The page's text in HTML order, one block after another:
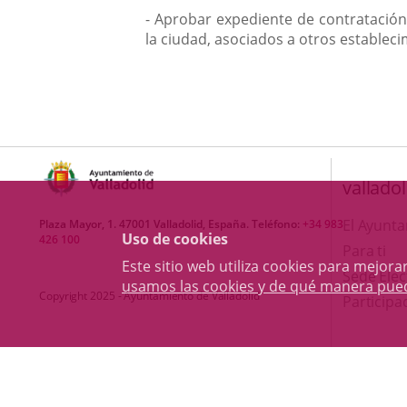
Uso de cookies
Este sitio web utiliza cookies para
usamos las cookies y de qué manera
- Aprobar expediente de
la ciudad, asociados a otros
Plaza Mayor, 1. 47001 Valladolid, España. Teléfono: +34 983
426 100
Copyright 2025 - Ayuntamiento de Valladolid
Sede